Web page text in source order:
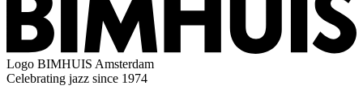
Logo BIMHUIS Amsterdam
Celebrating jazz since 1974